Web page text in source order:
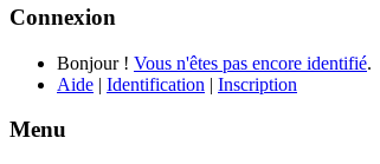
Connexion
Bonjour ! Vous n'êtes pas encore identifié.
Aide | Identification | Inscription
Menu